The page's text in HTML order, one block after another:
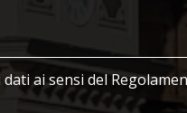
ai sensi del